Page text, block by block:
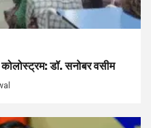
डॉ. सनोबर वसीम